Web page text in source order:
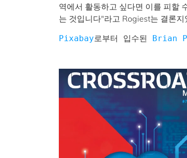
역에서 활동하고 싶다면 이를 피할
는 것입니다"라고 Rogiest는 결론지
Pixabay로부터 입수된 Brian